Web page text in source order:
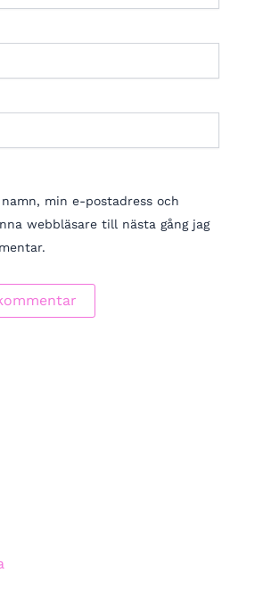
min e-postadress och
webbläsare till nästa gång jag